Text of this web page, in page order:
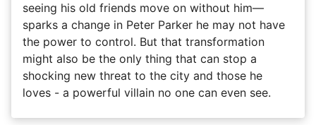
seeing his old friends move on without him—
sparks a change in Peter Parker he may not have
the power to control. But that transformation
might also be the only thing that can stop a
shocking new threat to the city and those he
loves - a powerful villain no one can even see.